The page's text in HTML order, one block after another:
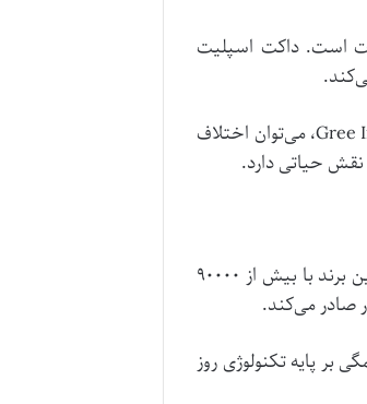
است. داکت اسپلیت
Gree، می‌توان اختلاف
) یکی از بزرگ‌ترین تولیدکنندگان سیستم‌های تهویه مطبوع در جهان است. این برند با بیش از ۹۰۰۰۰
پایه تکنولوژی روز